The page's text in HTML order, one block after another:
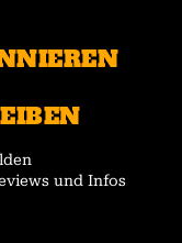
und Infos